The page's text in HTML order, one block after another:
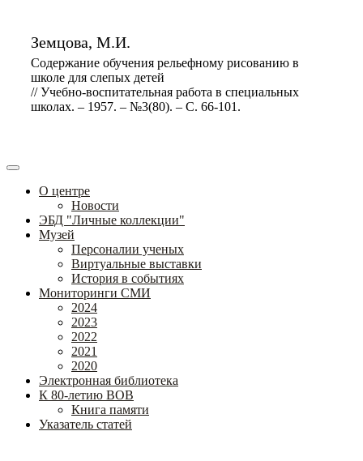
Земцова, М.И.
Содержание обучения рельефному рисованию в
школе для слепых детей
// Учебно-воспитательная работа в специальных
школах. – 1957. – №3(80). – С. 66-101.
О центре
Новости
ЭБД "Личные коллекции"
Музей
Персоналии ученых
Виртуальные выставки
История в событиях
Мониторинги СМИ
2024
2023
2022
2021
2020
Электронная библиотека
К 80-летию ВОВ
Книга памяти
Указатель статей